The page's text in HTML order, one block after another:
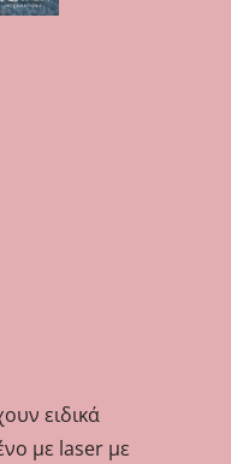
ειδικά
με laser με